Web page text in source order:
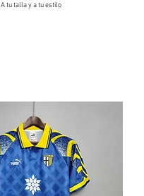
A tu talla y a tu estilo